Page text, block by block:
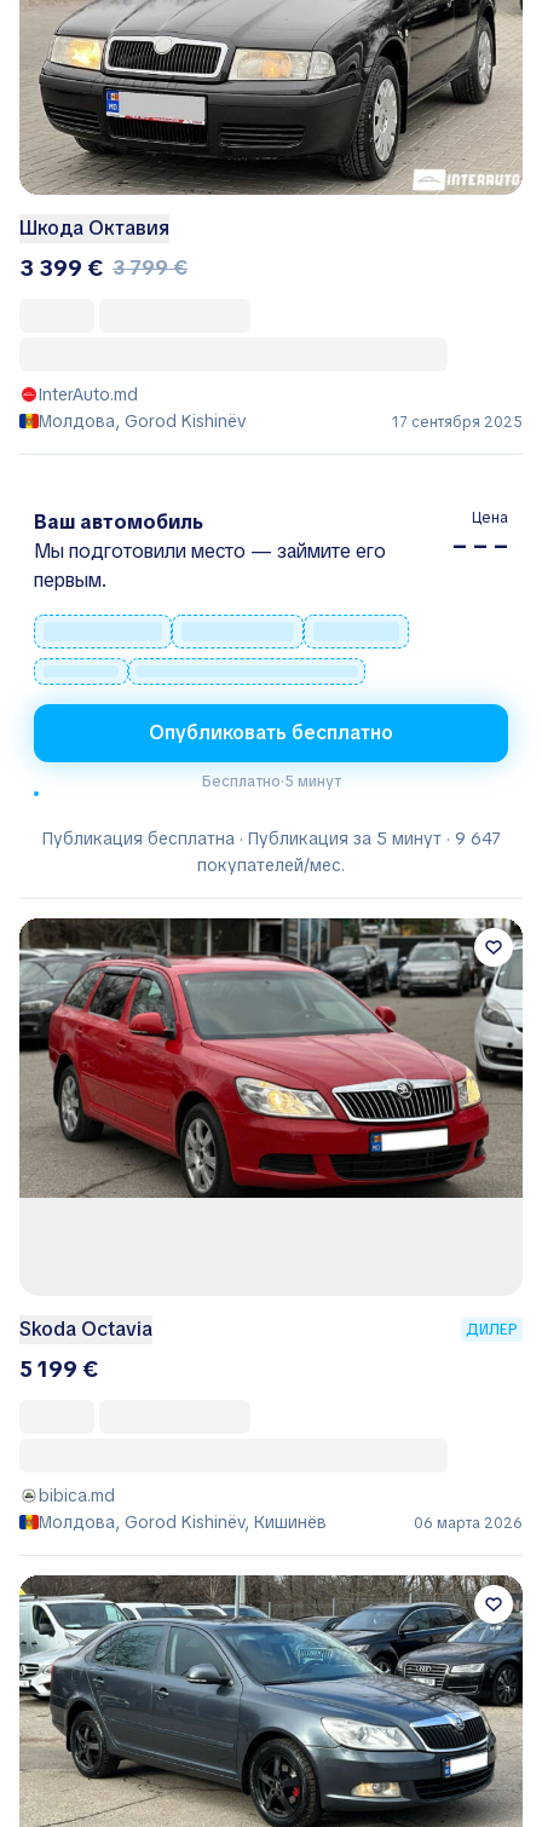
Шкода Октавия
3 399 € 3 799 €
InterAuto.md
Молдова, Gorod Kishinëv
17 сентября 2025
Ваш автомобиль
Мы подготовили место — займите его
первым.
Цена
– – –
Опубликовать бесплатно
Бесплатно·5 минут
Публикация бесплатна · Публикация за 5 минут · 9 647
покупателей/мес.
Skoda Octavia ДИЛЕР
5 199 €
bibica.md
Молдова, Gorod Kishinëv, Кишинёв
06 марта 2026